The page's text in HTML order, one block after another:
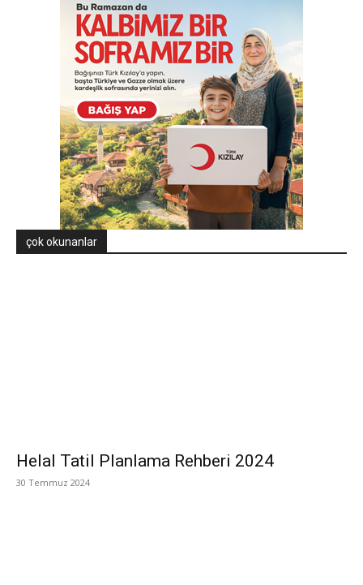
çok okunanlar
Helal Tatil Planlama Rehberi 2024
30 Temmuz 2024